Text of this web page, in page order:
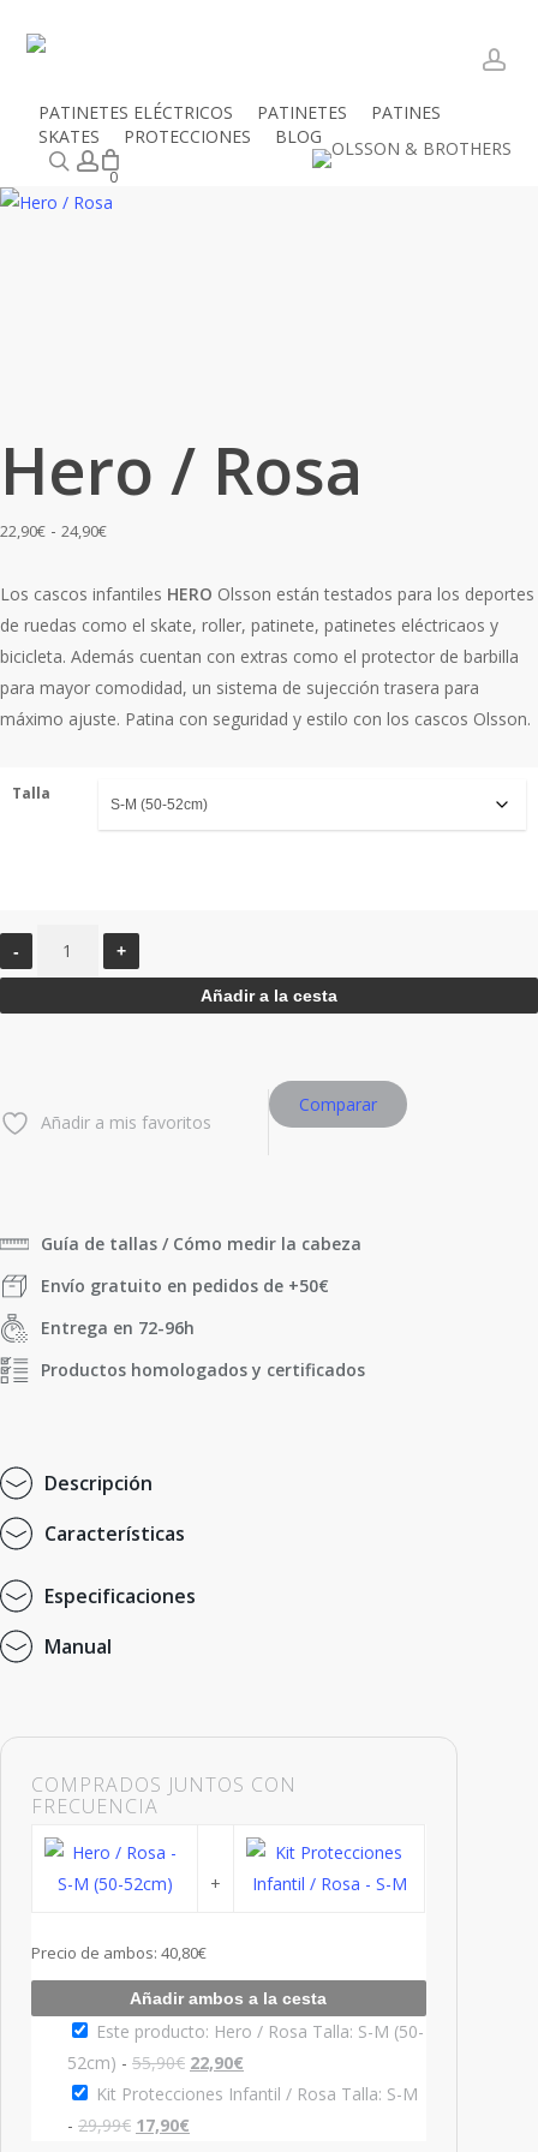
contentPATINETES ELÉCTRICOS PATINETES
PATINES
SKATES
PROTECCIONES BLOG
Buscar
account
0
Mi cestaClose
Cart
Productos Cascos Hero / Rosa
Hero / Rosa
22,90€ - 24,90€Rango
precios:
desde
22,90€
hasta
24,90€
Los cascos infantiles HERO Olsson están testados para los deportes
de ruedas como el skate, roller, patinete, patinetes eléctricaos y
bicicleta. Además cuentan con extras como el protector de barbilla
para mayor comodidad, un sistema de sujección trasera para
máximo ajuste. Patina con seguridad y estilo con los cascos Olsson.
Talla
Añadir a la cesta
Añadir a mis favoritos
Comparar
Guía de tallas / Cómo medir la cabeza
Envío gratuito en pedidos de +50€
Entrega en 72-96h
Productos homologados y certificados
Descripción
Características
Especificaciones
Manual
COMPRADOS JUNTOS CON
FRECUENCIA
+
Precio de ambos: 40,80€
Añadir ambos a la cesta
Este producto: Hero / Rosa Talla: S-M (50-
52cm) - 55,90€ El
precio
22,90€
precio
Kit Protecciones Infantil / Rosa Talla: S-M
- 29,99€ El
17,90€